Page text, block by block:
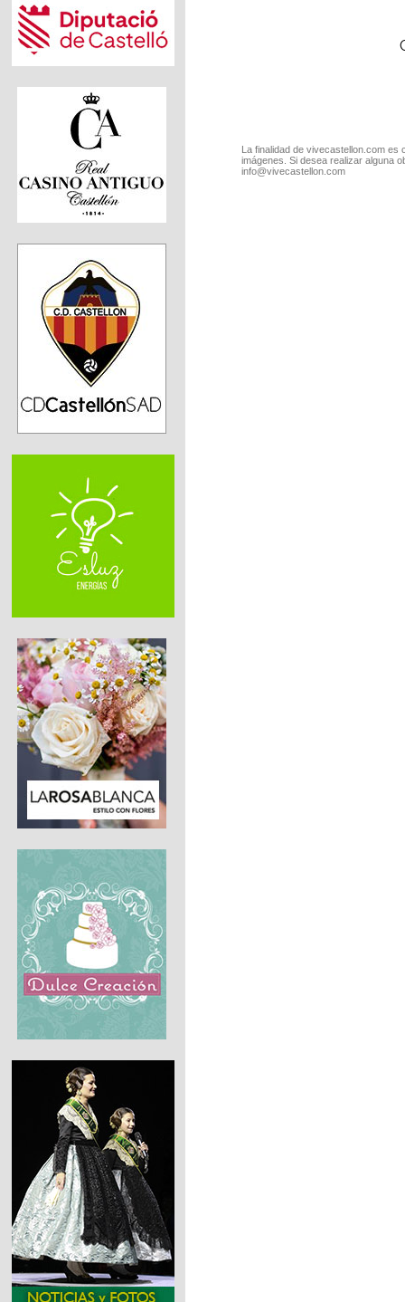
La finalidad de vivecastellon.com
imágenes. Si desea realizar alguna
info@vivecastellon.com